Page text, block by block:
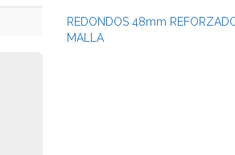
REDONDOS 48mm
MALLA